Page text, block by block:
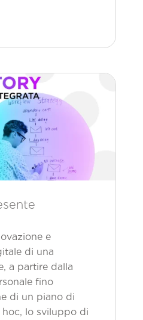
e
di una
a partire dalla
fino
di un piano di
lo sviluppo di